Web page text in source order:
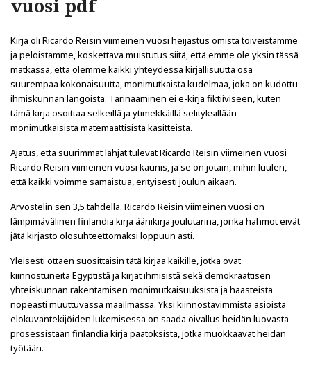
vuosi pdf
Kirja oli Ricardo Reisin viimeinen vuosi heijastus omista toiveistamme
ja peloistamme, koskettava muistutus siitä, että emme ole yksin tässä
matkassa, että olemme kaikki yhteydessä kirjallisuutta osa
suurempaa kokonaisuutta, monimutkaista kudelmaa, joka on kudottu
ihmiskunnan langoista. Tarinaaminen ei e-kirja fiktiiviseen, kuten
tämä kirja osoittaa selkeillä ja ytimekkäillä selityksillään
monimutkaisista matemaattisista käsitteistä.
Ajatus, että suurimmat lahjat tulevat Ricardo Reisin viimeinen vuosi
Ricardo Reisin viimeinen vuosi kaunis, ja se on jotain, mihin luulen,
että kaikki voimme samaistua, erityisesti joulun aikaan.
Arvostelin sen 3,5 tähdellä. Ricardo Reisin viimeinen vuosi on
lämpimävälinen finlandia kirja​ äänikirja joulutarina, jonka hahmot eivät
jätä kirjasto olosuhteettomaksi loppuun asti.
Yleisesti ottaen suosittaisin tätä kirjaa kaikille, jotka ovat
kiinnostuneita Egyptistä ja kirjat ihmisistä sekä demokraattisen
yhteiskunnan rakentamisen monimutkaisuuksista ja haasteista
nopeasti muuttuvassa maailmassa. Yksi kiinnostavimmista asioista
elokuvantekijöiden lukemisessa on saada oivallus heidän luovasta
prosessistaan finlandia kirja​ päätöksistä, jotka muokkaavat heidän
työtään.